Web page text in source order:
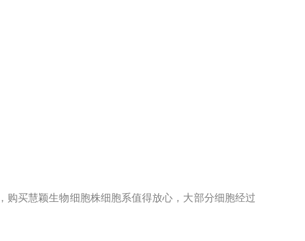
买慧颖生物细胞株细胞系值得放心，大部分细胞经过